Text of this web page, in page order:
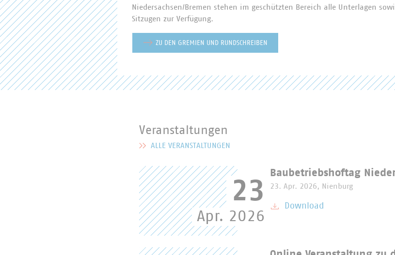
Niedersachsen/Bremen stehen im geschützten Bereich alle Unterlagen
Sitzugen zur Verfügung.
ZU DEN GREMIEN UND RUNDSCHREIBEN
Veranstaltungen
MEHR ZU VERANSTALTUNGEN
ALLE VERANSTALTUNGEN
23
Apr. 2026
Baubetriebshoftag
23. Apr. 2026, Nienburg
Download